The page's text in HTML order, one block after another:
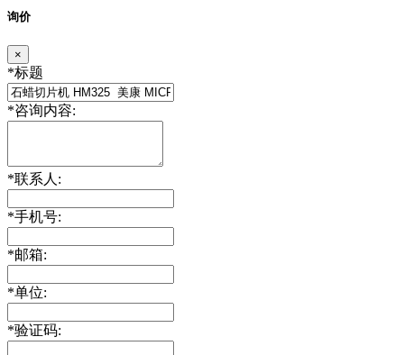
询价
×
*标题
*咨询内容:
*联系人:
*手机号:
*邮箱:
*单位:
*验证码: